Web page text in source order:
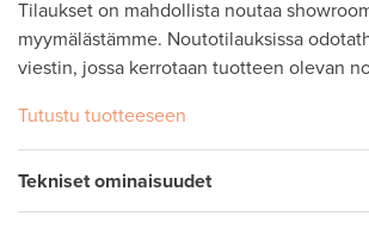
Tilaukset on mahdollista noutaa
myymälästämme. Noutotilauksissa
viestin, jossa kerrotaan tuotteen olevan
Tutustu tuotteeseen
Tekniset ominaisuudet